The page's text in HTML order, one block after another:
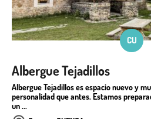
CU
Albergue Tejadillos
Albergue Tejadillos es espacio nuevo y
personalidad que antes. Estamos
un ...